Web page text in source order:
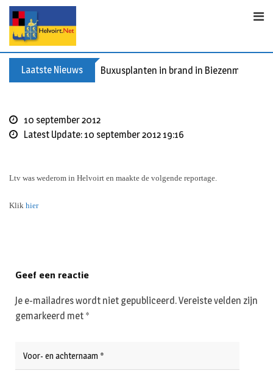
p
Laatste Nieuws Buxusplanten in brand in Biezenmortel,
10 september 2012
Latest Update: 10 september 2012 19:16
Ltv was wederom in Helvoirt en maakte de volgende reportage.
Klik hier
Geef een reactie
Je e-mailadres wordt niet gepubliceerd.Vereiste velden zijn
gemarkeerd met *